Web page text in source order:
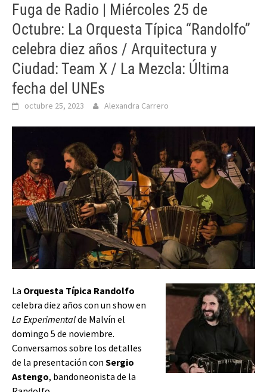
Fuga de Radio | Miércoles 25 de
Octubre: La Orquesta Típica “Randolfo”
celebra diez años / Arquitectura y
Ciudad: Team X / La Mezcla: Última
fecha del UNEs
octubre 25, 2023 Alexandra Carrero
La Orquesta Típica Randolfo
celebra diez años con un show en
La Experimentalde Malvín el
domingo 5 de noviembre.
Conversamos sobre los detalles
de la presentación con Sergio
Astengo, bandoneonista de la